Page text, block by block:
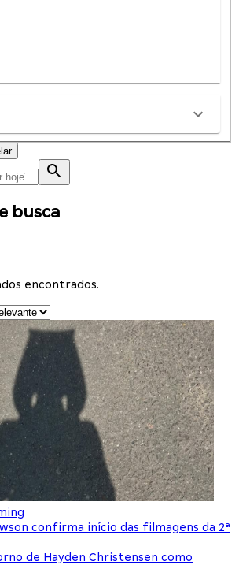
busca
encontrados.
confirma início das filmagens da 2ª
de Hayden Christensen como